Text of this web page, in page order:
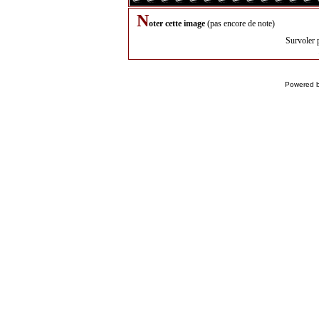
Noter cette image (pas encore de note)
Survoler
Powered